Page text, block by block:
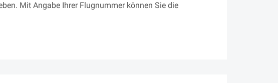
Mit Angabe Ihrer Flugnummer können Sie die